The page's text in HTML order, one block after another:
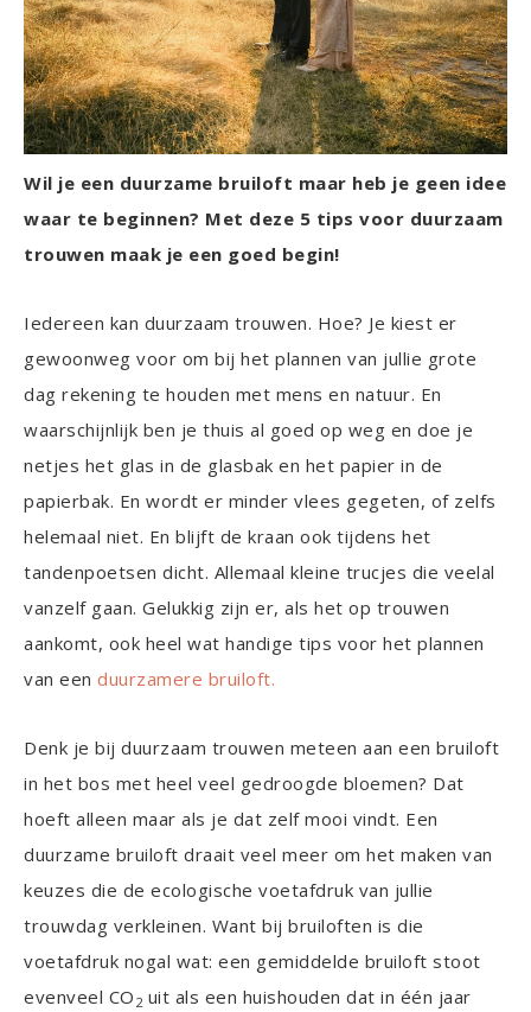
Wil je een duurzame bruiloft maar heb je geen idee
waar te beginnen? Met deze 5 tips voor duurzaam
trouwen maak je een goed begin!
Iedereen kan duurzaam trouwen. Hoe? Je kiest er
gewoonweg voor om bij het plannen van jullie grote
dag rekening te houden met mens en natuur. En
waarschijnlijk ben je thuis al goed op weg en doe je
netjes het glas in de glasbak en het papier in de
papierbak. En wordt er minder vlees gegeten, of zelfs
helemaal niet. En blijft de kraan ook tijdens het
tandenpoetsen dicht. Allemaal kleine trucjes die veelal
vanzelf gaan. Gelukkig zijn er, als het op trouwen
aankomt, ook heel wat handige tips voor het plannen
van een duurzamere bruiloft.
Denk je bij duurzaam trouwen meteen aan een bruiloft
in het bos met heel veel gedroogde bloemen? Dat
hoeft alleen maar als je dat zelf mooi vindt. Een
duurzame bruiloft draait veel meer om het maken van
keuzes die de ecologische voetafdruk van jullie
trouwdag verkleinen. Want bij bruiloften is die
voetafdruk nogal wat: een gemiddelde bruiloft stoot
evenveel CO 2 uit als een huishouden dat in één jaar